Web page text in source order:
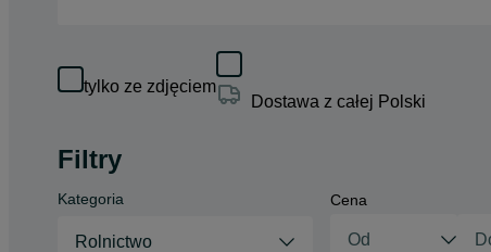
tylko ze zdjęciem
Dostawa z całej Polski
Filtry
Kategoria
Rolnictwo
Cena